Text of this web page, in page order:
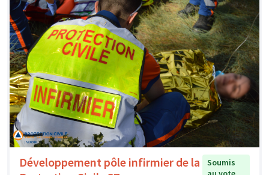
Développement pôle infirmier de la
Soumis